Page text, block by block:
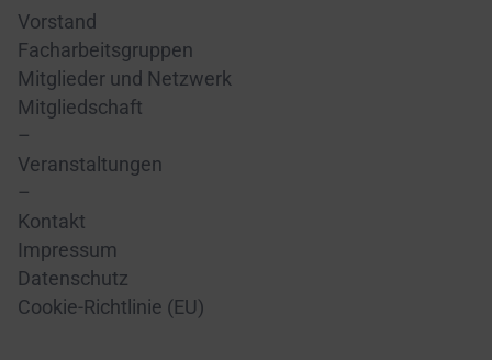
Vorstand
Facharbeitsgruppen
Mitglieder und Netzwerk
Mitgliedschaft
–
Veranstaltungen
–
Kontakt
Impressum
Datenschutz
Cookie-Richtlinie (EU)